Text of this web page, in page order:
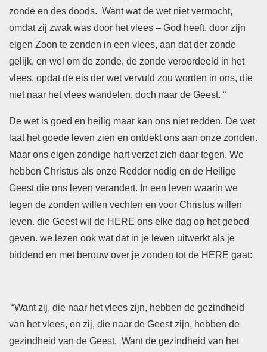
zonde en des doods. Want wat de wet niet vermocht,
omdat zij zwak was door het vlees – God heeft, door zijn
eigen Zoon te zenden in een vlees, aan dat der zonde
gelijk, en wel om de zonde, de zonde veroordeeld in het
vlees, opdat de eis der wet vervuld zou worden in ons, die
niet naar het vlees wandelen, doch naar de Geest. “
De wet is goed en heilig maar kan ons niet redden. De wet
laat het goede leven zien en ontdekt ons aan onze zonden.
Maar ons eigen zondige hart verzet zich daar tegen. We
hebben Christus als onze Redder nodig en de Heilige
Geest die ons leven verandert. In een leven waarin we
tegen de zonden willen vechten en voor Christus willen
leven. die Geest wil de HERE ons elke dag op het gebed
geven. we lezen ook wat dat in je leven uitwerkt als je
biddend en met berouw over je zonden tot de HERE gaat:
“Want zij, die naar het vlees zijn, hebben de gezindheid
van het vlees, en zij, die naar de Geest zijn, hebben de
gezindheid van de Geest. Want de gezindheid van het